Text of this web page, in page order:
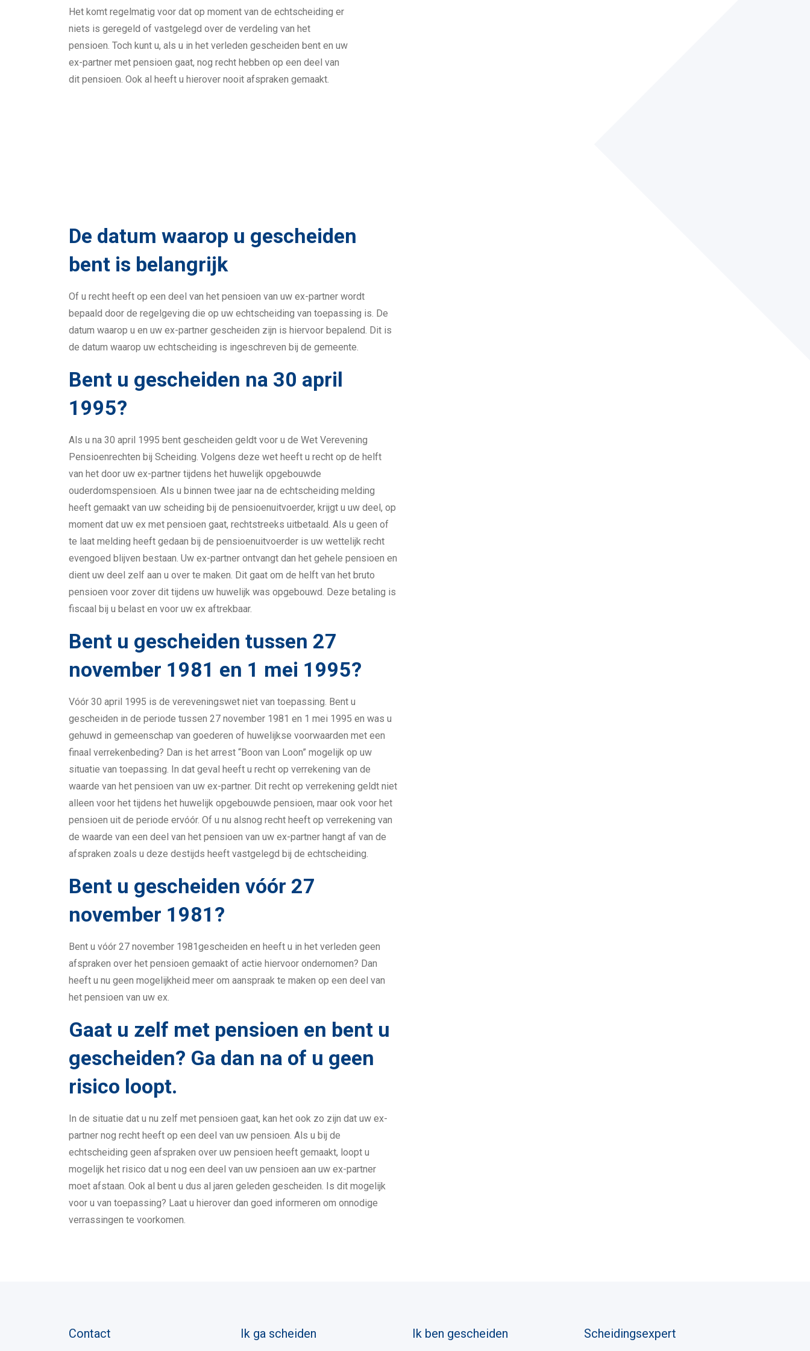
Het komt regelmatig voor dat op moment van de echtscheiding er
niets is geregeld of vastgelegd over de verdeling van het
pensioen. Toch kunt u, als u in het verleden gescheiden bent en uw
ex-partner met pensioen gaat, nog recht hebben op een deel van
dit pensioen. Ook al heeft u hierover nooit afspraken gemaakt.
De datum waarop u gescheiden
bent is belangrijk
Of u recht heeft op een deel van het pensioen van uw ex-partner wordt
bepaald door de regelgeving die op uw echtscheiding van toepassing is. De
datum waarop u en uw ex-partner gescheiden zijn is hiervoor bepalend. Dit is
de datum waarop uw echtscheiding is ingeschreven bij de gemeente.
Bent u gescheiden na 30 april
1995?
Als u na 30 april 1995 bent gescheiden geldt voor u de Wet Verevening
Pensioenrechten bij Scheiding. Volgens deze wet heeft u recht op de helft
van het door uw ex-partner tijdens het huwelijk opgebouwde
ouderdomspensioen. Als u binnen twee jaar na de echtscheiding melding
heeft gemaakt van uw scheiding bij de pensioenuitvoerder, krijgt u uw deel, op
moment dat uw ex met pensioen gaat, rechtstreeks uitbetaald. Als u geen of
te laat melding heeft gedaan bij de pensioenuitvoerder is uw wettelijk recht
evengoed blijven bestaan. Uw ex-partner ontvangt dan het gehele pensioen en
dient uw deel zelf aan u over te maken. Dit gaat om de helft van het bruto
pensioen voor zover dit tijdens uw huwelijk was opgebouwd. Deze betaling is
fiscaal bij u belast en voor uw ex aftrekbaar.
Bent u gescheiden tussen 27
november 1981 en 1 mei 1995?
Vóór 30 april 1995 is de vereveningswet niet van toepassing. Bent u
gescheiden in de periode tussen 27 november 1981 en 1 mei 1995 en was u
gehuwd in gemeenschap van goederen of huwelijkse voorwaarden met een
finaal verrekenbeding? Dan is het arrest “Boon van Loon” mogelijk op uw
situatie van toepassing. In dat geval heeft u recht op verrekening van de
waarde van het pensioen van uw ex-partner. Dit recht op verrekening geldt niet
alleen voor het tijdens het huwelijk opgebouwde pensioen, maar ook voor het
pensioen uit de periode ervóór. Of u nu alsnog recht heeft op verrekening van
de waarde van een deel van het pensioen van uw ex-partner hangt af van de
afspraken zoals u deze destijds heeft vastgelegd bij de echtscheiding.
Bent u gescheiden vóór 27
november 1981?
Bent u vóór 27 november 1981gescheiden en heeft u in het verleden geen
afspraken over het pensioen gemaakt of actie hiervoor ondernomen? Dan
heeft u nu geen mogelijkheid meer om aanspraak te maken op een deel van
het pensioen van uw ex.
Gaat u zelf met pensioen en bent u
gescheiden? Ga dan na of u geen
risico loopt.
In de situatie dat u nu zelf met pensioen gaat, kan het ook zo zijn dat uw ex-
partner nog recht heeft op een deel van uw pensioen. Als u bij de
echtscheiding geen afspraken over uw pensioen heeft gemaakt, loopt u
mogelijk het risico dat u nog een deel van uw pensioen aan uw ex-partner
moet afstaan. Ook al bent u dus al jaren geleden gescheiden. Is dit mogelijk
voor u van toepassing? Laat u hierover dan goed informeren om onnodige
verrassingen te voorkomen.
Contact Ik ga scheiden Ik ben gescheiden Scheidingsexpert